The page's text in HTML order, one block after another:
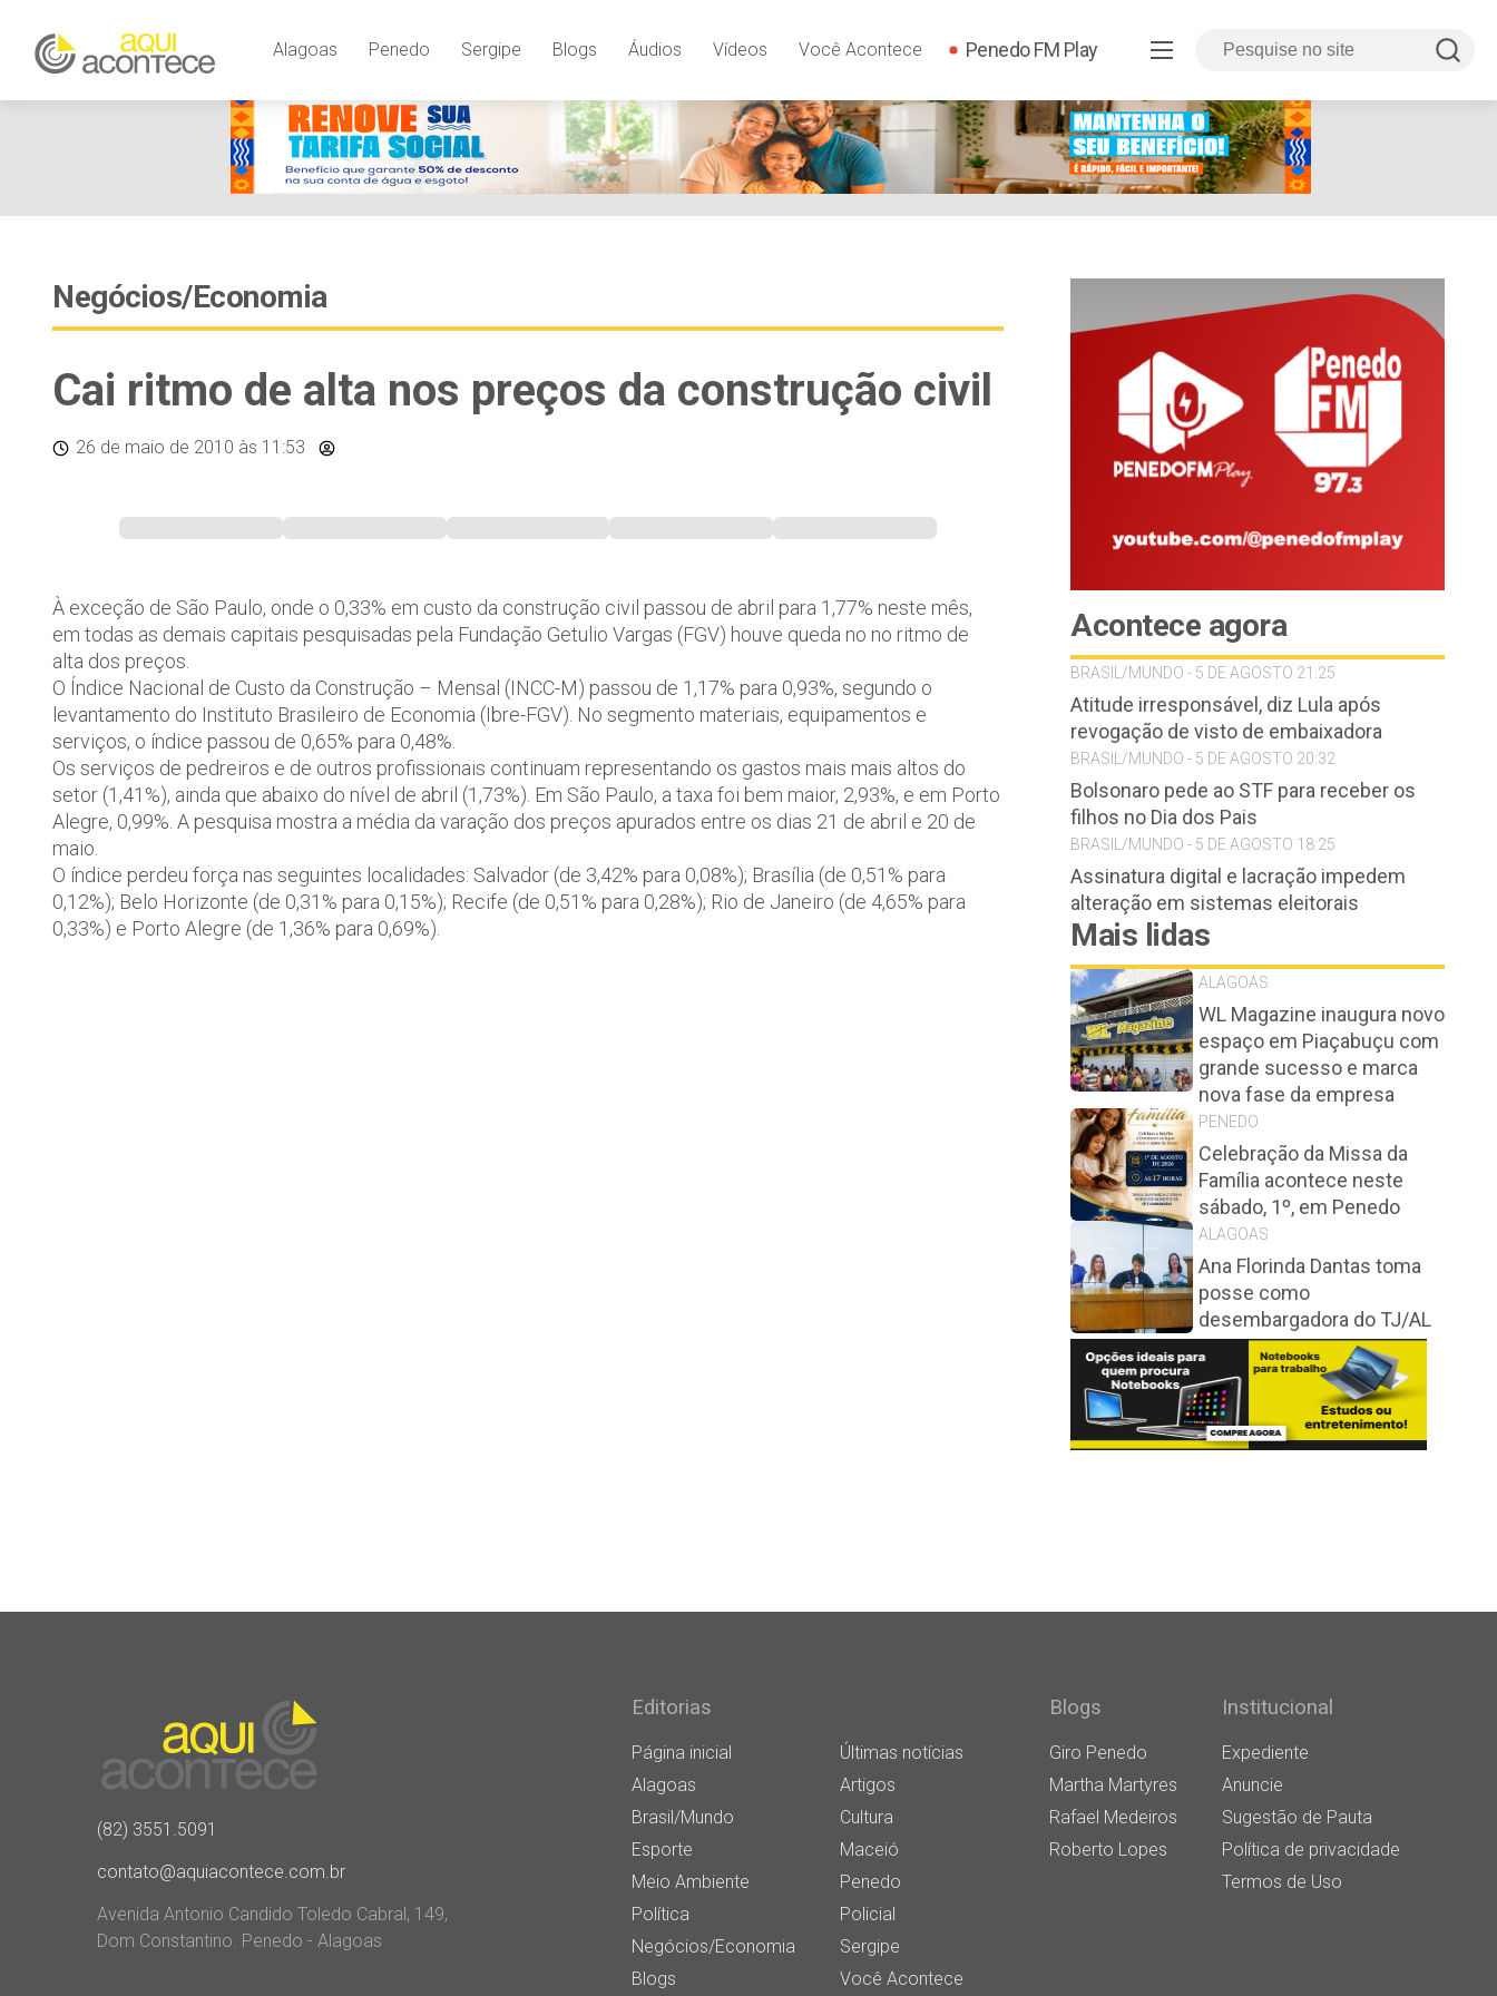
Alagoas Penedo Sergipe Blogs Áudios Vídeos Você Acontece Penedo FM Play
Negócios/Economia
Cai ritmo de alta nos preços da construção civil
26 de maio de 2010 às 11:53
À exceção de São Paulo, onde o 0,33% em custo da construção civil passou de abril para 1,77% neste mês,
em todas as demais capitais pesquisadas pela Fundação Getulio Vargas (FGV) houve queda no no ritmo de
alta dos preços.
O Índice Nacional de Custo da Construção – Mensal (INCC-M) passou de 1,17% para 0,93%, segundo o
levantamento do Instituto Brasileiro de Economia (Ibre-FGV). No segmento materiais, equipamentos e
serviços, o índice passou de 0,65% para 0,48%.
Os serviços de pedreiros e de outros profissionais continuam representando os gastos mais mais altos do
setor (1,41%), ainda que abaixo do nível de abril (1,73%). Em São Paulo, a taxa foi bem maior, 2,93%, e em Porto
Alegre, 0,99%. A pesquisa mostra a média da varação dos preços apurados entre os dias 21 de abril e 20 de
maio.
O índice perdeu força nas seguintes localidades: Salvador (de 3,42% para 0,08%); Brasília (de 0,51% para
0,12%); Belo Horizonte (de 0,31% para 0,15%); Recife (de 0,51% para 0,28%); Rio de Janeiro (de 4,65% para
0,33%) e Porto Alegre (de 1,36% para 0,69%).
Acontece agora
BRASIL/MUNDO - 5 DE AGOSTO 21:25
Atitude irresponsável, diz Lula após
revogação de visto de embaixadora
BRASIL/MUNDO - 5 DE AGOSTO 20:32
Bolsonaro pede ao STF para receber os
filhos no Dia dos Pais
BRASIL/MUNDO - 5 DE AGOSTO 18:25
Assinatura digital e lacração impedem
alteração em sistemas eleitorais
Mais lidas
ALAGOAS
WL Magazine inaugura novo
espaço em Piaçabuçu com
grande sucesso e marca
nova fase da empresa
PENEDO
Celebração da Missa da
Família acontece neste
sábado, 1º, em Penedo
ALAGOAS
Ana Florinda Dantas toma
posse como
desembargadora do TJ/AL
(82) 3551.5091
contato@aquiacontece.com.br
Avenida Antonio Candido Toledo Cabral, 149,
Dom Constantino. Penedo - Alagoas
Editorias
Página inicial
Últimas notícias
Alagoas
Artigos
Brasil/Mundo
Cultura
Esporte
Maceió
Meio Ambiente
Penedo
Política
Policial
Negócios/Economia
Sergipe
Blogs
Você Acontece
Blogs
Giro Penedo
Martha Martyres
Rafael Medeiros
Roberto Lopes
Institucional
Expediente
Anuncie
Sugestão de Pauta
Política de privacidade
Termos de Uso